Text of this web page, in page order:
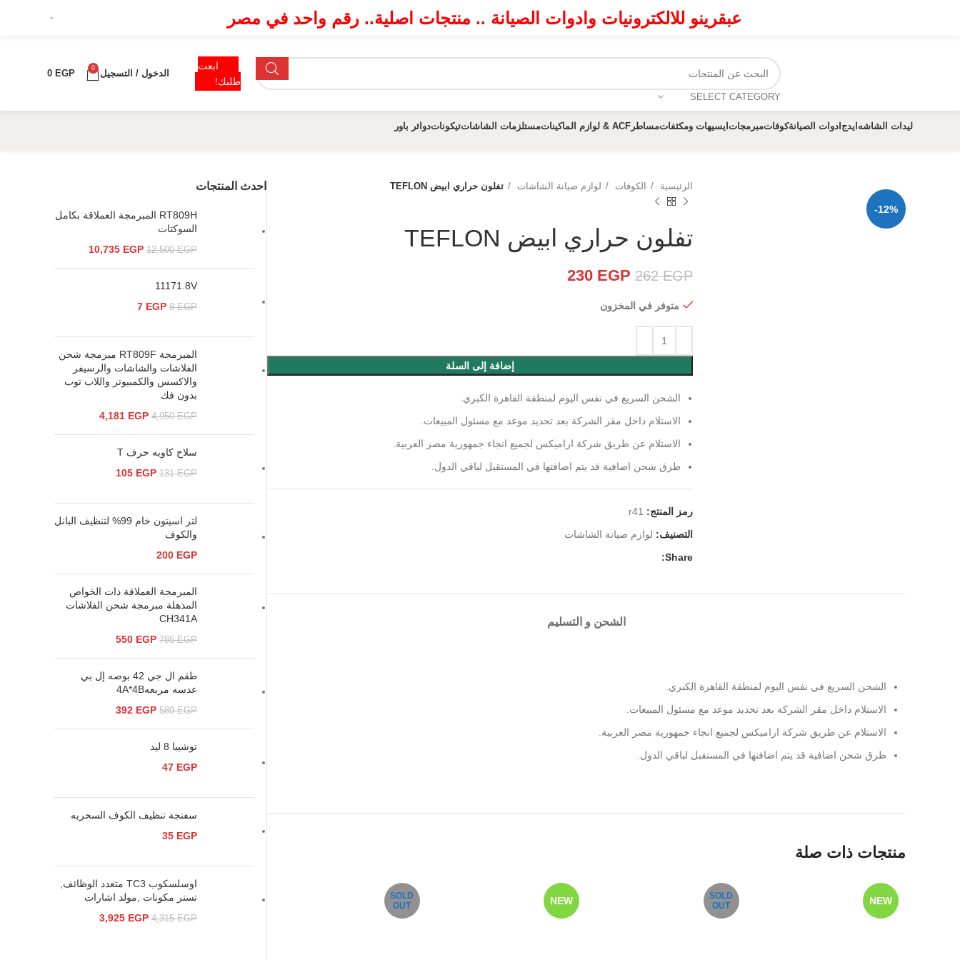
عبقرينو للالكترونيات وادوات الصيانة .. منتجات اصلية.. رقم واحد في مصر
SELECT CATEGORY
ابعت
طلبك!
الدخول / التسجيل
0
0 EGP
ليدات الشاشهايدجادوات الصيانةكوفاتمبرمجاتايسيهات ومكثفاتمساطر ACF & لوازم الماكينات مستلزمات الشاشاتتيكوناتدوائر باور
-12%
الرئيسية الكوفات لوازم صيانة الشاشات تفلون حراري ابيض TEFLON
تفلون حراري ابيض TEFLON
262EGP
230 EGP
متوفر في المخزون
إضافة إلى السلة
الشحن السريع في نفس اليوم لمنطقة القاهرة الكبري.
الاستلام داخل مقر الشركة بعد تحديد موعد مع مسئول المبيعات.
الاستلام عن طريق شركة اراميكس لجميع انجاء جمهورية مصر العربية.
طرق شحن اضافية قد يتم اضافتها في المستقبل لباقي الدول.
رمز المنتج: r41
التصنيف: لوازم صيانة الشاشات
Share:
الشحن و التسليم
الشحن السريع في نفس اليوم لمنطقة القاهرة الكبري.
الاستلام داخل مقر الشركة بعد تحديد موعد مع مسئول المبيعات.
الاستلام عن طريق شركة اراميكس لجميع انجاء جمهورية مصر العربية.
طرق شحن اضافية قد يتم اضافتها في المستقبل لباقي الدول.
منتجات ذات صلة
NEW
SOLD
OUT
NEW
SOLD
OUT
احدث المنتجات
RT809H المبرمجة العملاقة بكامل
السوكتات
12,500EGP
10,735 EGP
11171.8V
8EGP
7 EGP
المبرمجة RT809F مبرمجة شحن
الفلاشات والشاشات والرسيفر
والاكسس والكمبيوتر واللاب توب
بدون فك
4,950EGP
4,181 EGP
سلاح كاويه حرف T
131EGP
105 EGP
لتر اسيتون خام 99% لتنظيف البانل
والكوف
200 EGP
المبرمجة العملاقة ذات الخواص
المذهلة مبرمجة شحن الفلاشات
CH341A
785EGP
550 EGP
طقم ال جي 42 بوصه إل بي
عدسه مربعه4A*4B
589EGP
392 EGP
توشيبا 8 ليد
47 EGP
سفنجة تنظيف الكوف السحريه
35 EGP
اوسلسكوب TC3 متعدد الوظائف,
تستر مكونات ,مولد اشارات
4,315EGP
3,925 EGP